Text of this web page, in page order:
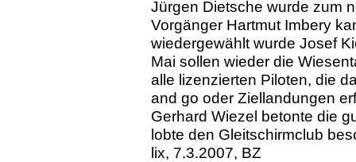
Jürgen Dietsche wurde zum
Vorgänger Hartmut Imbery
wiedergewählt wurde Josef
Mai sollen wieder die
alle lizenzierten Piloten, die
and go oder Ziellandungen
Gerhard Wiezel betonte die
lobte den Gleitschirmclub
lix, 7.3.2007, BZ